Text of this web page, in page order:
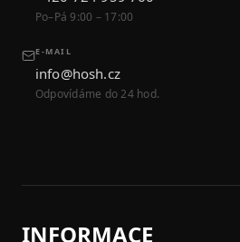
Po–Pá 9:00 – 17:00
E-MAIL
info@hosh.cz
Odpovídáme do 24 hod.
INFORMACE